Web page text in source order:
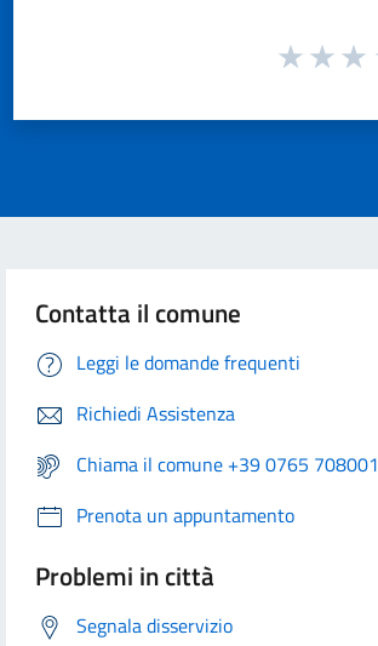
Contatta il comune
Leggi le domande frequenti
Richiedi Assistenza
Chiama il comune +39 0765 708001
Prenota un appuntamento
Problemi in città
Segnala disservizio